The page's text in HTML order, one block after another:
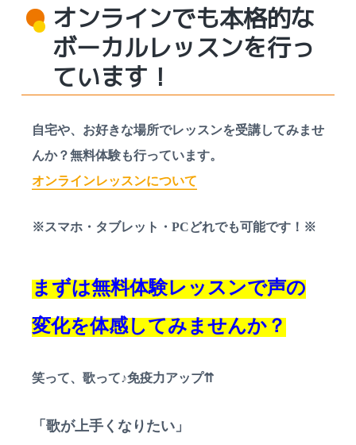
オンラインでも本格的な
ボーカルレッスンを行っ
ています！
自宅や、お好きな場所でレッスンを受講してみませ
んか？無料体験も行っています。
オンラインレッスンについて
※スマホ・タブレット・PCどれでも可能です！※
まずは無料体験レッスンで声の
変化を体感してみませんか？
笑って、歌って♪免疫力アップ⇈
「歌が上手くなりたい」